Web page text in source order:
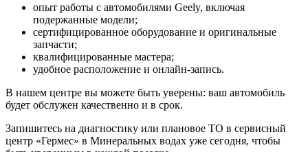
опыт работы с автомобилями Geely, включая
подержанные модели;
сертифицированное оборудование и оригинальные
запчасти;
квалифицированные мастера;
удобное расположение и онлайн‑запись.
В нашем центре вы можете быть уверены: ваш автомобиль
будет обслужен качественно и в срок.
Запишитесь на диагностику или плановое ТО в сервисный
центр «Гермес» в Минеральных водах уже сегодня, чтобы